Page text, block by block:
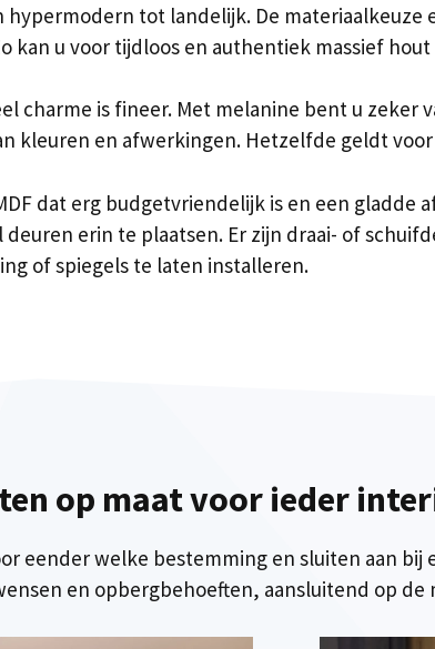
hypermodern tot landelijk. De
kan u voor tijdloos en authentiek massief
charme is fineer. Met melanine bent u zeker
kleuren en afwerkingen. Hetzelfde geldt
dat erg budgetvriendelijk is en een gladde
erin te plaatsen. Er zijn draai- of
of spiegels te laten installeren.
op maat voor ieder
eender welke bestemming en sluiten aan
en opbergbehoeften, aansluitend op